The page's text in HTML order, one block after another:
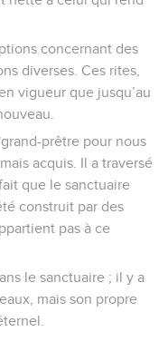
concernant des
diverses. Ces rites,
vigueur que jusqu’au
prêtre pour nous
acquis. Il a traversé
que le sanctuaire
construit par des
pas à ce
le sanctuaire ; il y a
mais son propre